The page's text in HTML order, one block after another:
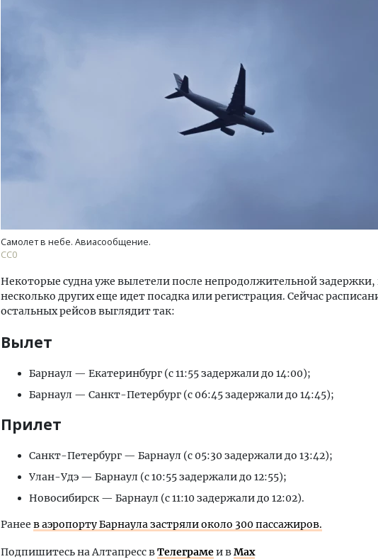
Самолет в небе. Авиасообщение.
CC0
Некоторые судна уже вылетели после непродолжительной задержки,
несколько других еще идет посадка или регистрация. Сейчас
остальных рейсов выглядит так:
Вылет
Барнаул — Екатеринбург (с 11:55 задержали до 14:00);
Барнаул — Санкт-Петербург (с 06:45 задержали до 14:45);
Прилет
Санкт-Петербург — Барнаул (с 05:30 задержали до 13:42);
Улан-Удэ — Барнаул (с 10:55 задержали до 12:55);
Новосибирск — Барнаул (с 11:10 задержали до 12:02).
Ранее в аэропорту Барнаула застряли около 300 пассажиров.
Подпишитесь на Алтапресс вТелеграмеи вMax
оставаться на плаву, когда рынок
штормит